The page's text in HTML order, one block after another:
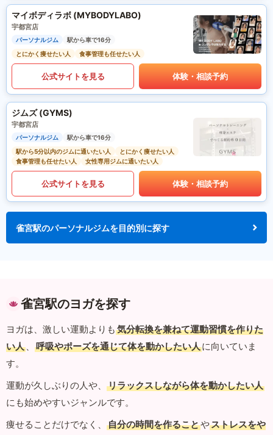
マイボディラボ (MYBODYLABO)
宇都宮店
パーソナルジム
駅から車で16分
とにかく痩せたい人
食事管理も任せたい人
公式サイトを見る 体験・相談予約
ジムズ (GYMS)
宇都宮店
パーソナルジム
駅から車で16分
駅から5分以内のジムに通いたい人
とにかく痩せたい人
食事管理も任せたい人
女性専用ジムに通いたい人
公式サイトを見る 体験・相談予約
雀宮駅のパーソナルジムを目的別に探す
雀宮駅のヨガを探す
ヨガは、激しい運動よりも 気分転換を兼ねて運動習慣を作りた
い人 、 呼吸やポーズを通じて体を動かしたい人に向いていま
す。
運動が久しぶりの人や、
リラックスしながら体を動かしたい人
にも始めやすいジャンルです。
痩せることだけでなく、
自分の時間を作ることやストレスをや